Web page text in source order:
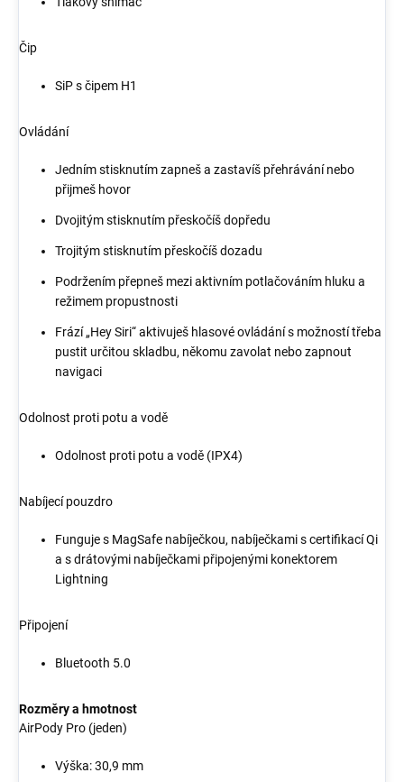
Čip
SiP s čipem H1
Ovládání
Jedním stisknutím zapneš a zastavíš přehrávání nebo
přijmeš hovor
Dvojitým stisknutím přeskočíš dopředu
Trojitým stisknutím přeskočíš dozadu
Podržením přepneš mezi aktivním potlačováním hluku a
režimem propustnosti
Frází „Hey Siri“ aktivuješ hlasové ovládání s možností třeba
pustit určitou skladbu, někomu zavolat nebo zapnout
navigaci
Odolnost proti potu a vodě
Odolnost proti potu a vodě (IPX4)
Nabíjecí pouzdro
Funguje s MagSafe nabíječkou, nabíječkami s certifikací Qi
a s drátovými nabíječkami připojenými konektorem
Lightning
Připojení
Bluetooth 5.0
Rozměry a hmotnost
AirPody Pro (jeden)
Výška: 30,9 mm